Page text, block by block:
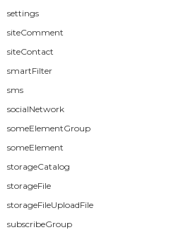
settings
siteComment
siteContact
smartFilter
sms
socialNetwork
someElementGroup
someElement
storageCatalog
storageFile
storageFileUploadFile
subscribeGroup